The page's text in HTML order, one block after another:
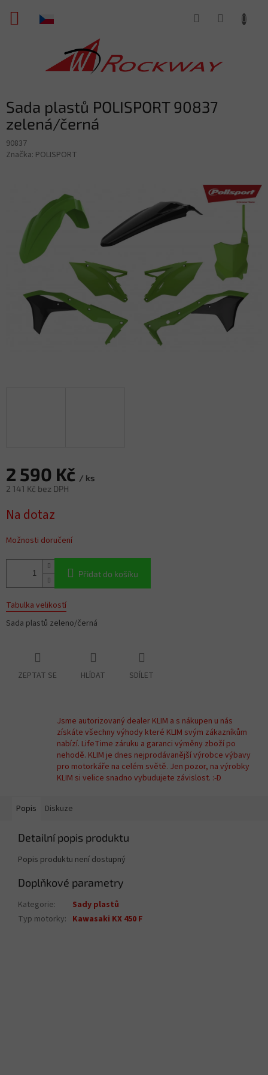
obsah
NÁKUPNÍ
Sada plastů POLISPORT 90837
zelená/černá
90837
Značka: POLISPORT
2 590 Kč / ks
2 141 Kč bez DPH
cena:
Na dotaz
Možnosti doručení
Přidat do košíku
Tabulka velikostí
Sada plastů zeleno/černá
ZEPTAT SE HLÍDAT SDÍLET
Jsme autorizovaný dealer KLIM a s nákupen u nás
získáte všechny výhody které KLIM svým zákazníkům
nabízí. LifeTime záruku a garanci výměny zboží po
nehodě. KLIM je dnes nejprodávanější výrobce výbavy
pro motorkáře na celém světě. Jen pozor, na výrobky
KLIM si velice snadno vybudujete závislost. :-D
Popis Diskuze
Detailní popis produktu
Popis produktu není dostupný
Doplňkové parametry
Kategorie:
Sady plastů
Typ motorky: Kawasaki KX 450 F